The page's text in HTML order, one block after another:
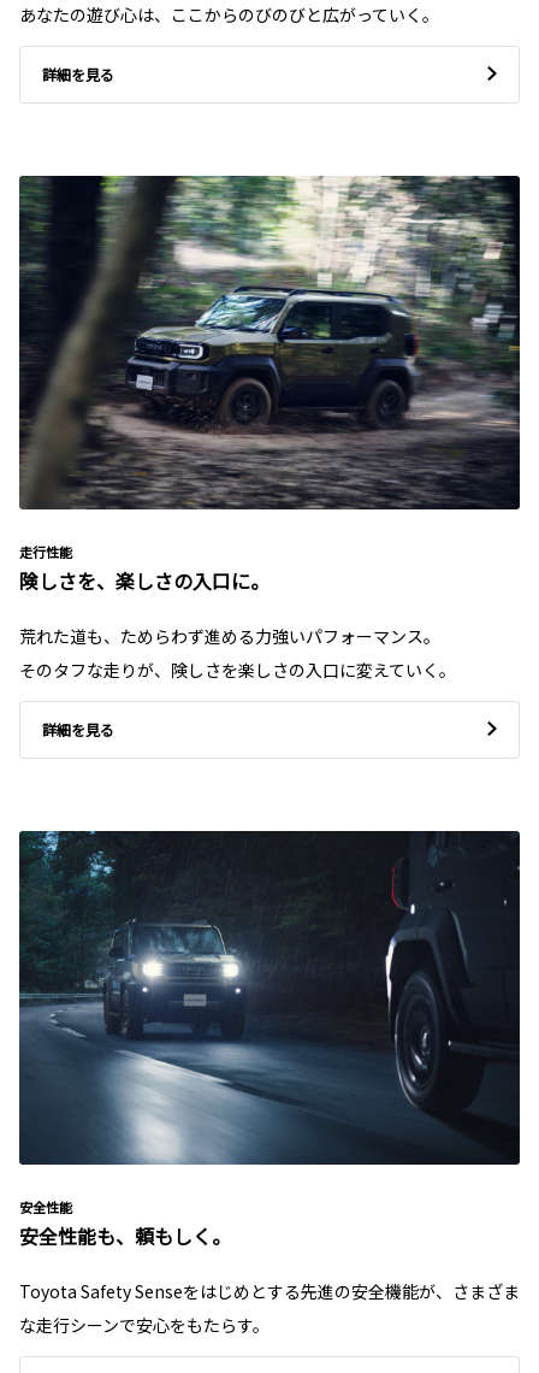
あなたの遊び心は、ここからのびのびと広がっていく。
詳細を見る
走行性能
険しさを、楽しさの入口に。
荒れた道も、ためらわず進める力強いパフォーマンス。
そのタフな走りが、険しさを楽しさの入口に変えていく。
詳細を見る
安全性能
安全性能も、頼もしく。
Toyota Safety Senseをはじめとする先進の安全機能が、さまざま
な走行シーンで安心をもたらす。